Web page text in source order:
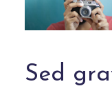
Sed